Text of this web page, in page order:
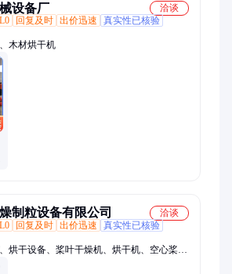
设备厂
洽谈
回复及时 出价迅速
真实性已核验
木材烘干机
制粒设备有限公司
洽谈
回复及时 出价迅速
真实性已核验
烘干设备、桨叶干燥机、烘干机、空心桨叶
、振动流化床干燥机、沸腾干燥机、耙式干